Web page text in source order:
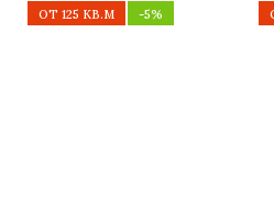
Цена - возрастание
ОТ 125 КВ.М -5%